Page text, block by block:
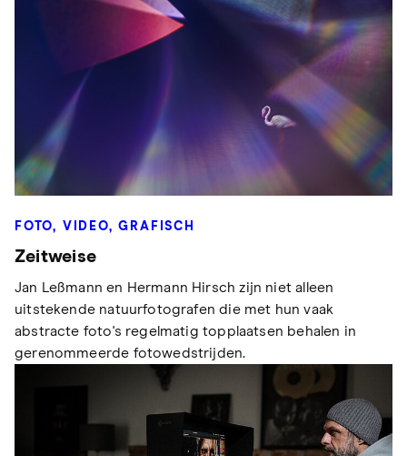
FOTO, VIDEO, GRAFISCH
Zeitweise
Jan Leßmann en Hermann Hirsch zijn niet alleen
uitstekende natuurfotografen die met hun vaak
abstracte foto's regelmatig topplaatsen behalen in
gerenommeerde fotowedstrijden.